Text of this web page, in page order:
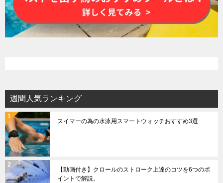
週間人気ランキング
スイマーの為の水泳用スマートウォッチおすすめ3選
【動画付き】クロールのストローク上達のコツを6つのポ
イントで解説。